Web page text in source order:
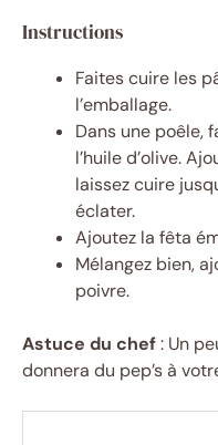
Instructions
Faites cuire les
l’emballage.
Dans une poêle,
l’huile d’olive.
laissez cuire
éclater.
Ajoutez la fêta
Mélangez bien,
poivre.
Astuce du chef: Un
donnera du pep’s à